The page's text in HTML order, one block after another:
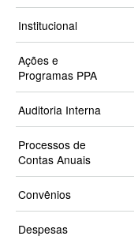
Institucional
Ações e
Programas PPA
Auditoria Interna
Processos de
Contas Anuais
Convênios
Despesas